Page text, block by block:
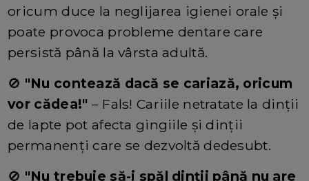
oricum duce la neglijarea igienei orale și
poate provoca probleme dentare care
persistă până la vârsta adultă.
🚫 "Nu contează dacă se cariază, oricum
vor cădea!" – Fals! Cariile netratate la dinții
de lapte pot afecta gingiile și dinții
permanenți care se dezvoltă dedesubt.
🚫 "Nu trebuie să-i spăl dinții până nu are